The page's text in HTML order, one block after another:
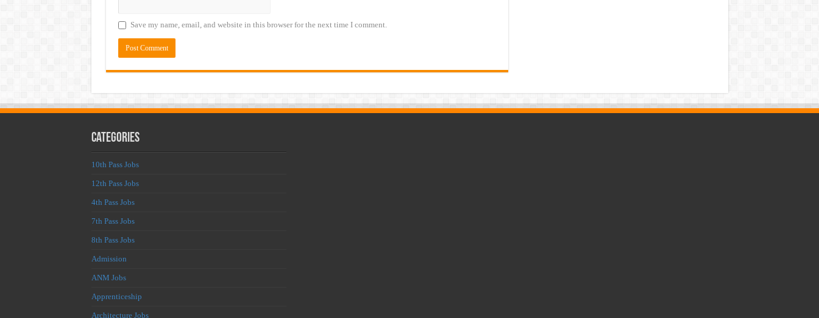
Save my name, email, and website in this browser for the next time I comment.
Categories
10th Pass Jobs
12th Pass Jobs
4th Pass Jobs
7th Pass Jobs
8th Pass Jobs
Admission
ANM Jobs
Apprenticeship
Architecture Jobs